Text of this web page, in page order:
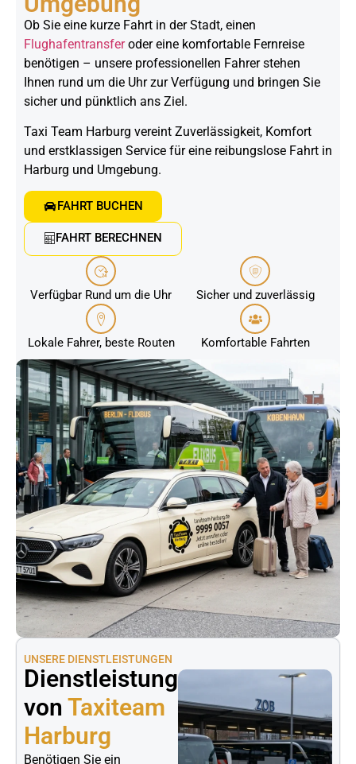
Ob Sie eine kurze Fahrt in der Stadt, einen
Flughafentransferoder eine komfortable Fernreise
benötigen – unsere professionellen Fahrer stehen
Ihnen rund um die Uhr zur Verfügung und bringen Sie
sicher und pünktlich ans Ziel.
Taxi Team Harburg vereint Zuverlässigkeit, Komfort
und erstklassigen Service für eine reibungslose Fahrt in
Harburg und Umgebung.
FAHRT BUCHEN
FAHRT BERECHNEN
Verfügbar Rund um die Uhr Sicher und zuverlässig
Lokale Fahrer, beste Routen Komfortable Fahrten
UNSERE DIENSTLEISTUNGEN
Dienstleistungen
von Taxiteam
Harburg
Benötigen Sie ein